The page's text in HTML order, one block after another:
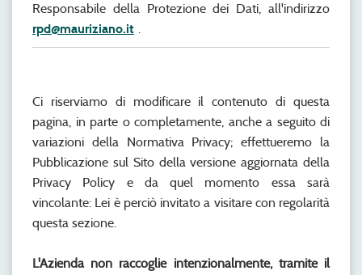
Responsabile della Protezione dei Dati, all'indirizzo
rpd@mauriziano.it .
Ci riserviamo di modificare il contenuto di questa
pagina, in parte o completamente, anche a seguito di
variazioni della Normativa Privacy; effettueremo la
Pubblicazione sul Sito della versione aggiornata della
Privacy Policy e da quel momento essa sarà
vincolante: Lei è perciò invitato a visitare con regolarità
questa sezione.
L'Azienda non raccoglie intenzionalmente, tramite il